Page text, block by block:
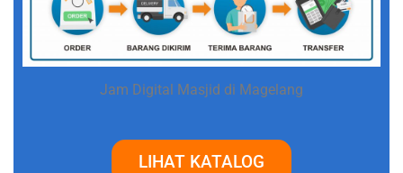
Jam Digital Masjid di Magelang
LIHAT KATALOG